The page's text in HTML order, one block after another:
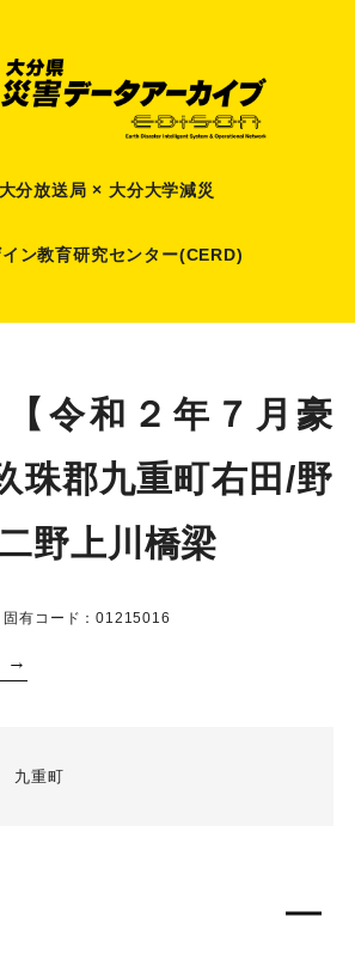
分放送局 × 大分大学減災
ン教育研究センター(CERD)
【令和２年７月豪
珠郡九重町右田/野
野上川橋梁
固有コード：01215016
→
九重町